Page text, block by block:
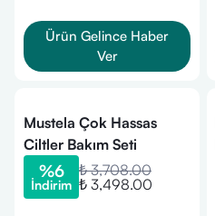
Ürün Gelince Haber
Ver
Mustela Çok Hassas
Ciltler Bakım Seti
%6
İndirim
₺ 3,708.00
₺ 3,498.00